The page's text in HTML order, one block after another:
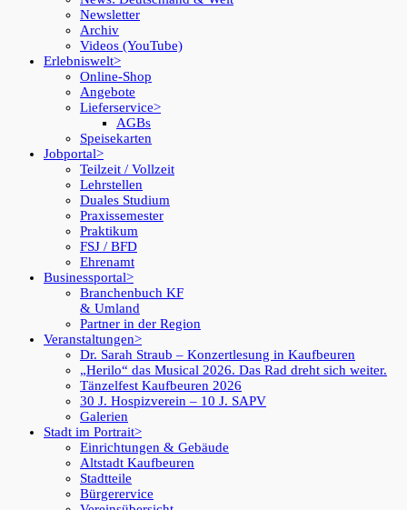
Newsletter
Archiv
Videos (YouTube)
Erlebniswelt
Online-Shop
Angebote
Lieferservice
AGBs
Speisekarten
Jobportal
Teilzeit / Vollzeit
Lehrstellen
Duales Studium
Praxissemester
Praktikum
FSJ / BFD
Ehrenamt
Businessportal
Branchenbuch KF
& Umland
Partner in der Region
Veranstaltungen
Dr. Sarah Straub – Konzertlesung in Kaufbeuren
„Herilo“ das Musical 2026. Das Rad dreht sich weiter.
Tänzelfest Kaufbeuren 2026
30 J. Hospizverein – 10 J. SAPV
Galerien
Stadt im Portrait
Einrichtungen & Gebäude
Altstadt Kaufbeuren
Stadtteile
Bürgerervice